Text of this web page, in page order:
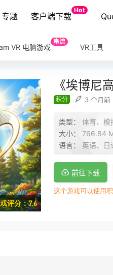
专题 客户端下载
Hot
VR 电脑游戏
串流
VR工具
评分：7.6
《埃博尼
积分 3 个月前
类型： 体育、模
大小： 766.84
语言： 英语、日
前往下载
这个游戏可以使用